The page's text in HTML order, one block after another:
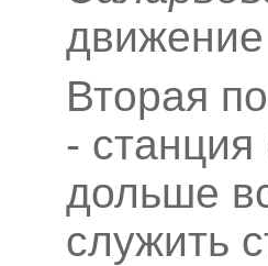
Вторая
- станция
дольше
служить